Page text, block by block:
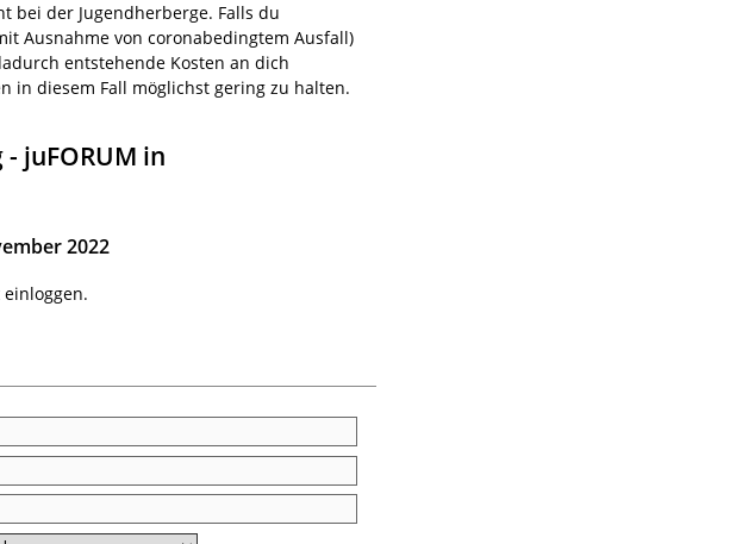
bei der Jugendherberge. Falls du
Ausnahme von coronabedingtem Ausfall)
entstehende Kosten an dich
in diesem Fall möglichst gering zu halten.
juFORUM in
2022